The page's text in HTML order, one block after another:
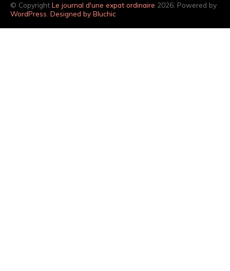
© Copyright Le journal d'une expat ordinaire 2026. Powered by
WordPress Designed by Bluchic